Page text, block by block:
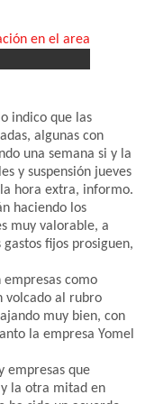
indico que las
algunas con
una semana si y la
y suspensión jueves
hora extra, informo.
haciendo los
muy valorable, a
fijos prosiguen,
empresas como
volcado al rubro
muy bien, con
la empresa Yomel
empresas que
la otra mitad en